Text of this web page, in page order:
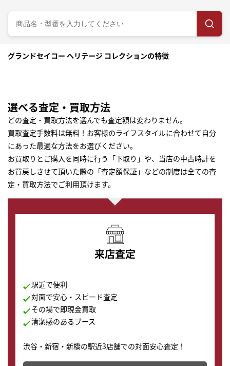
グランドセイコー ヘリテージ コレクションの特徴
選べる査定・買取方法
どの査定・買取方法を選んでも査定額は変わりません。
買取査定手数料は無料！お客様のライフスタイルに合わせて自分
にあった最適な方法をお選びください。
お買取りとご購入を同時に行う「下取り」や、当店の中古時計を
お買戻しさせて頂いた際の「査定額保証」などの制度は全ての査
定・買取方法でご利用頂けます。
来店査定
駅近で便利
対面で安心・スピード査定
その場で即現金買取
清潔感のあるブース
渋谷・新宿・新橋の駅近3店舗での対面安心査定！
その場で現金買取致します。渋谷本店では、時計販売の